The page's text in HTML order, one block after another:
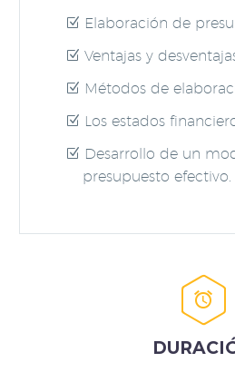
Elaboración de
Ventajas y
Métodos de
Los estados
Desarrollo de un
presupuesto efectivo.

